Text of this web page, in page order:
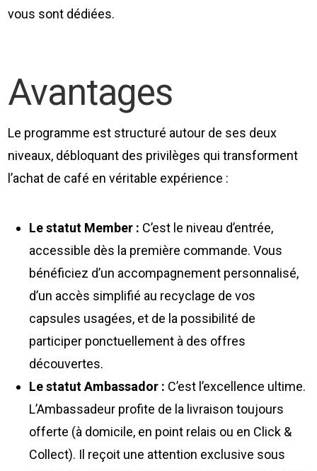
vous sont dédiées.
Avantages
Le programme est structuré autour de ses deux
niveaux, débloquant des privilèges qui transforment
l’achat de café en véritable expérience :
Le statut Member : C’est le niveau d’entrée,
accessible dès la première commande. Vous
bénéficiez d’un accompagnement personnalisé,
d’un accès simplifié au recyclage de vos
capsules usagées, et de la possibilité de
participer ponctuellement à des offres
découvertes.
Le statut Ambassador : C’est l’excellence ultime.
L’Ambassadeur profite de la livraison toujours
offerte (à domicile, en point relais ou en Click &
Collect). Il reçoit une attention exclusive sous